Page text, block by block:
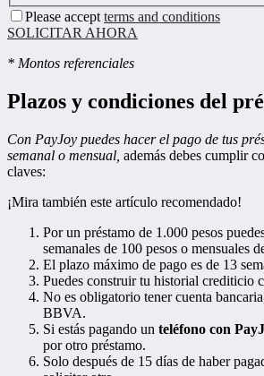
Please accept terms and conditions
SOLICITAR AHORA
* Montos referenciales
Plazos y condiciones del
Con PayJoy puedes hacer el pago de tus
semanal o mensual, además debes cumplir
claves:
¡Mira también este artículo recomendado!
Por un préstamo de 1.000 pesos
semanales de 100 pesos o mensuales
El plazo máximo de pago es de 13
Puedes construir tu historial crediticio
No es obligatorio tener cuenta
BBVA.
Si estás pagando un teléfono con
por otro préstamo.
Solo después de 15 días de haber